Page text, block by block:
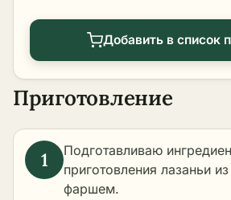
Добавить в список
Приготовление
Подготавливаю
приготовления лазаньи
фаршем.